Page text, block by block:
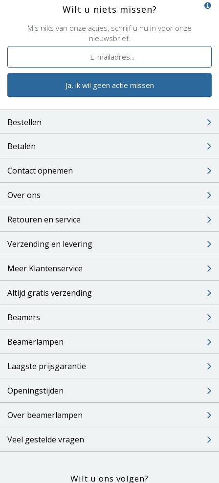
Wilt u niets missen?
Mis niks van onze acties, schrijf u nu in voor onze
nieuwsbrief.
Ja, ik wil geen actie missen
Bestellen
Betalen
Contact opnemen
Over ons
Retouren en service
Verzending en levering
Meer Klantenservice
Altijd gratis verzending
Beamers
Beamerlampen
Laagste prijsgarantie
Openingstijden
Over beamerlampen
Veel gestelde vragen
Wilt u ons volgen?